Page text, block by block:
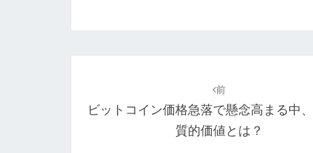
ナ
前
ビットコイン価格急落で懸念高まる中
質的価値とは？